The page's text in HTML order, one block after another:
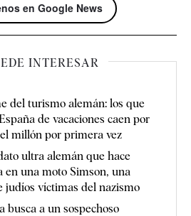
en Google News
INTERESAR
del turismo alemán: los que
de vacaciones caen por
millón por primera vez
ultra alemán que hace
en una moto Simson, una
judíos víctimas del nazismo
busca a un sospechoso